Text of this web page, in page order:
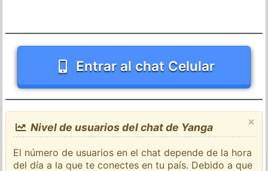
Entrar al chat Celular
×
Nivel de usuarios del chat de Yanga
El número de usuarios en el chat depende de la hora
del día a la que te conectes en tu país. Debido a que